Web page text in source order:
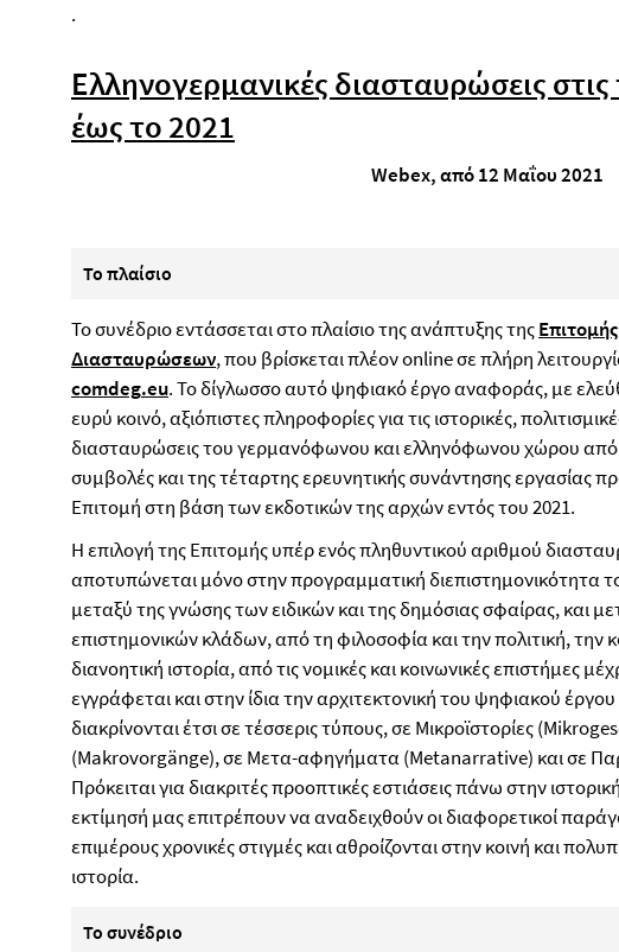
.
Ελληνογερμανικές διασταυρώσεις
έως το 2021
Webex, από 12 Μαΐου 2021
Το πλαίσιο
Το συνέδριο εντάσσεται στο πλαίσιο της ανάπτυξης της
Διασταυρώσεων, που βρίσκεται πλέον online σε πλήρη
comdeg.eu. Το δίγλωσσο αυτό ψηφιακό έργο αναφοράς, με
ευρύ κοινό, αξιόπιστες πληροφορίες για τις ιστορικές,
διασταυρώσεις του γερμανόφωνου και ελληνόφωνου χώρου από
συμβολές και της τέταρτης ερευνητικής συνάντησης εργασίας
Επιτομή στη βάση των εκδοτικών της αρχών εντός του 2021.
Η επιλογή της Επιτομής υπέρ ενός πληθυντικού αριθμού
αποτυπώνεται μόνο στην προγραμματική διεπιστημονικότητα
μεταξύ της γνώσης των ειδικών και της δημόσιας σφαίρας, και
επιστημονικών κλάδων, από τη φιλοσοφία και την πολιτική, την
διανοητική ιστορία, από τις νομικές και κοινωνικές επιστήμες
εγγράφεται και στην ίδια την αρχιτεκτονική του ψηφιακού
διακρίνονται έτσι σε τέσσερις τύπους, σε Μικροϊστορίες
(Makrovorgänge), σε Μετα-αφηγήματα (Metanarrative) και σε
Πρόκειται για διακριτές προοπτικές εστιάσεις πάνω στην
εκτίμησή μας επιτρέπουν να αναδειχθούν οι διαφορετικοί
επιμέρους χρονικές στιγμές και αθροίζονται στην κοινή και
ιστορία.
Το συνέδριο